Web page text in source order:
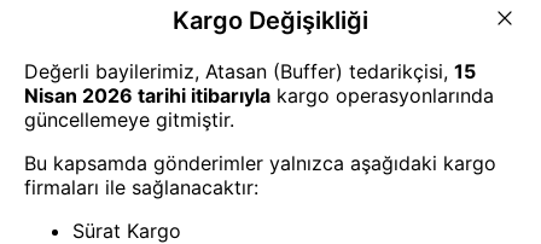
Bahçe Sulama
BUFFER® Pratik Kolay Bitki ve
Çiçek Bakım Spreyi Sulama
Püskürtücüsü
Bahçe Sulama